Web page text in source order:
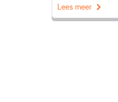
Lees meer